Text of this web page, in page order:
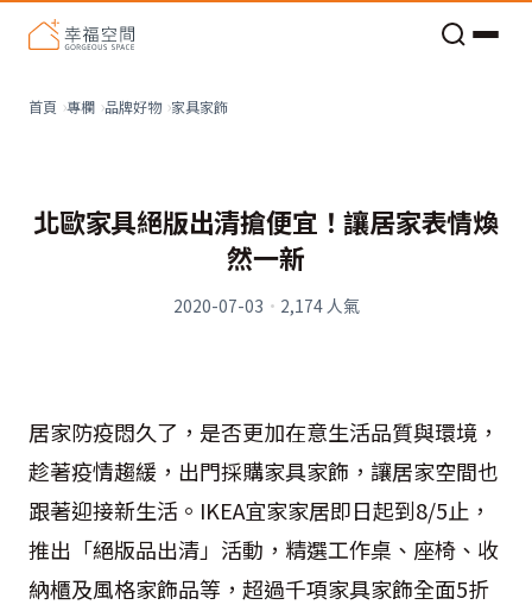
首頁 專欄 品牌好物 家具家飾
北歐家具絕版出清搶便宜！讓居家表情煥
然一新
2020-07-03 · 2,174人氣
居家防疫悶久了，是否更加在意生活品質與環境，
趁著疫情趨緩，出門採購家具家飾，讓居家空間也
跟著迎接新生活。 IKEA宜家家居即日起到8/5止，
推出「絕版品出清」活動，精選工作桌、座椅、收
納櫃及風格家飾品等，超過千項家具家飾全面5折